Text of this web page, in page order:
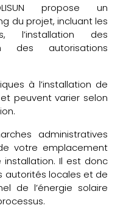
propose un
du projet, incluant les
l’installation des
des autorisations
à l’installation de
peuvent varier selon
administratives
votre emplacement
Il est donc
autorités locales et de
de l’énergie solaire